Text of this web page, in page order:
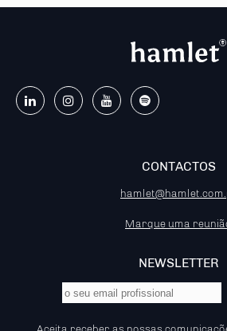
CONTACTOS
Marque uma
NEWSLETTER